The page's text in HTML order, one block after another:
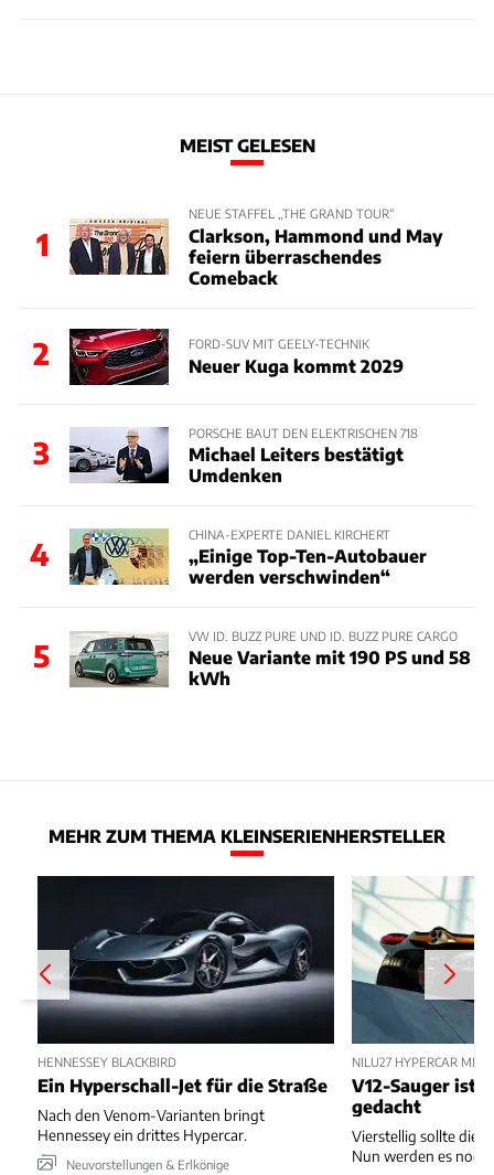
MEIST GELESEN
1
NEUE STAFFEL „THE GRAND TOUR“
Clarkson, Hammond und May
feiern überraschendes
Comeback
2 FORD-SUV MIT GEELY-TECHNIK
Neuer Kuga kommt 2029
3
PORSCHE BAUT DEN ELEKTRISCHEN 718
Michael Leiters bestätigt
Umdenken
4
CHINA-EXPERTE DANIEL KIRCHERT
„Einige Top-Ten-Autobauer
werden verschwinden“
5
VW ID. BUZZ PURE UND ID. BUZZ PURE CARGO
Neue Variante mit 190 PS und 58
kWh
MEHR ZUM THEMA KLEINSERIENHERSTELLER
HENNESSEY BLACKBIRD
Ein Hyperschall-Jet für die Straße
Nach den Venom-Varianten bringt
Hennessey ein drittes Hypercar.
Neuvorstellungen & Erlkönige
NILU27 HYPERCAR MIT
V12-Sauger ist
gedacht
Vierstellig sollte die
Nun werden es noch